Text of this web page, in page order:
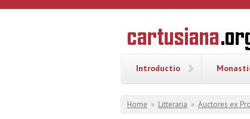
Overslaan en naar de inhoud gaan
Geschiedenis
van de
Introductio
U bent hier
Home » Litteraria » Auctores ex